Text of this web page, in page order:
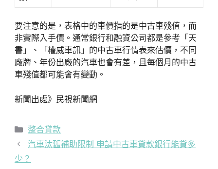
要注意的是，表格中的車價指的是中古車殘值，而
非實際入手價。通常銀行和融資公司都是參考「天
書」、「權威車訊」的中古車行情表來估價，不同
廠牌、年份出廠的汽車也會有差，且每個月的中古
車殘值都可能會有變動。
新聞出處》民視新聞網
分
類
整合貸款
汽車汰舊補助限制 申請中古車貸款銀行能貸多
少？